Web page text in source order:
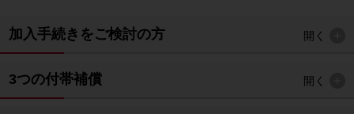
加入手続きをご検討の方 開く
3つの付帯補償 開く